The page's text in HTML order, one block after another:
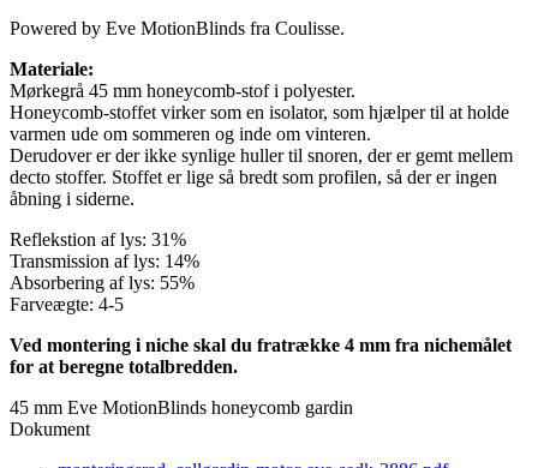
Powered by Eve MotionBlinds fra Coulisse.
Materiale:
Mørkegrå 45 mm honeycomb-stof i polyester.
Honeycomb-stoffet virker som en isolator, som hjælper til at holde
varmen ude om sommeren og inde om vinteren.
Derudover er der ikke synlige huller til snoren, der er gemt mellem
decto stoffer. Stoffet er lige så bredt som profilen, så der er ingen
åbning i siderne.
Reflekstion af lys: 31%
Transmission af lys: 14%
Absorbering af lys: 55%
Farveægte: 4-5
Ved montering i niche skal du fratrække 4 mm fra nichemålet
for at beregne totalbredden.
45 mm Eve MotionBlinds honeycomb gardin
Dokument